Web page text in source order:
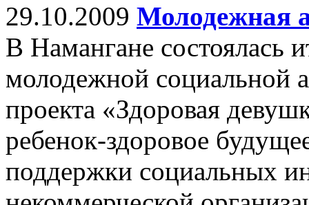
29.10.2009 Молодежная
В Намангане состоялась
молодежной социальной
проекта «Здоровая
ребенок-здоровое
поддержки социальных